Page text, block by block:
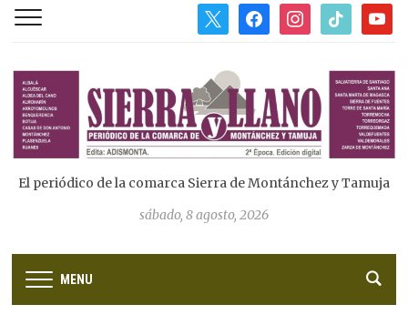
facebookinstagram
tiktok
El periódico de la comarca Sierra de Montánchez y Tamuja
sábado, 8 agosto, 2026
MENU